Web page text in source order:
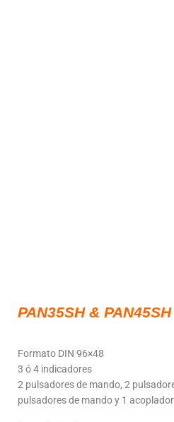
PAN35SH & PAN45SH
Formato DIN 96×48
3 ó 4 indicadores
2 pulsadores de mando, 2
pulsadores de mando y 1